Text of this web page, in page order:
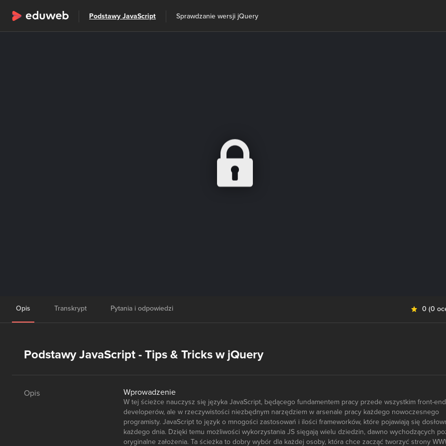
Wszystkie kategorie Szkolenia
Podstawy JavaScript Sprawdzanie wersji jQuery
Opis Transkrypt Pytania i odpowiedzi 0 (0
Podstawy JavaScript - Tips & Tricks w jQuery
Opis Wprowadzenie
W tej ścieżce nauczysz się języka JavaScript, będącego fundamentem pracy przede wszystkim front-end
developerów, ale w rzeczywistości niezbędnym narzędziem w arsenale pracy każdego nowoczesnego
programisty. JavaScript to język o mnogości zastosowań i ilości frameworków, które pojawiają się
każdego dnia. Dzięki temu możliwości wykorzystania JS sięgają wielu dziedzin, dawno wychodzących
oryginalne założenia. Ta ścieżka to dobry wybór dla każdej osoby, która chce zacząć tworzyć strony